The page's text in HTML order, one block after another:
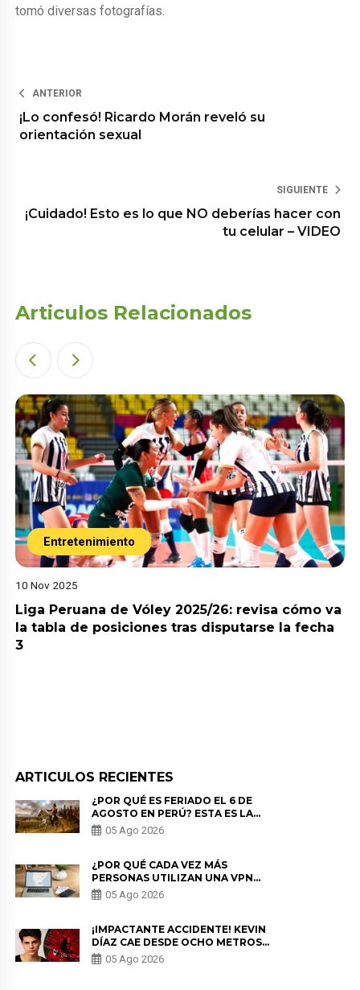
tomó diversas fotografías.
ANTERIOR
¡Lo confesó! Ricardo Morán reveló su
orientación sexual
SIGUIENTE
¡Cuidado! Esto es lo que NO deberías hacer con
tu celular – VIDEO
Articulos Relacionados
Entretenimiento
10 Nov 2025
Liga Peruana de Vóley 2025/26: revisa cómo va
la tabla de posiciones tras disputarse la fecha
3
ARTICULOS RECIENTES
¿POR QUÉ ES FERIADO EL 6 DE
AGOSTO EN PERÚ? ESTA ES LA
HISTORIA
05 Ago 2026
¿POR QUÉ CADA VEZ MÁS
PERSONAS UTILIZAN UNA VPN
PARA PROTEGER SU
PRIVACIDAD?
05 Ago 2026
¡IMPACTANTE ACCIDENTE! KEVIN
DÍAZ CAE DESDE OCHO METROS
EN “ESTO ES GUERRA” Y GENERA
PREOCUPACIÓN
05 Ago 2026